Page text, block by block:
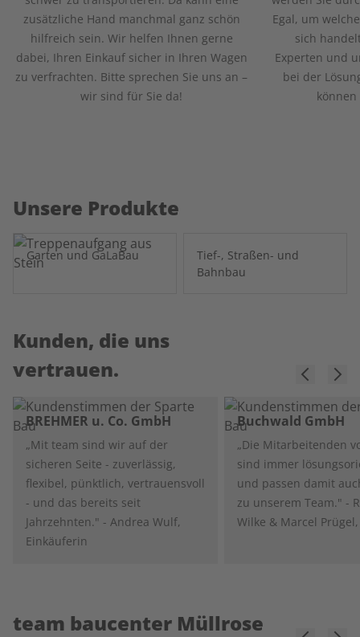
zusätzliche Hand manchmal ganz schön
hilfreich sein. Wir helfen Ihnen gerne
dabei, Ihren Einkauf sicher in Ihren Wagen
zu verfrachten. Bitte sprechen Sie uns an –
wir sind für Sie da!
Egal, um
sich
Experten und
bei der
können
Unsere Produkte
Garten und GaLaBau
Tief-, Straßen- und
Bahnbau
Kunden, die uns
vertrauen.
BREHMER u. Co. GmbH
„Mit team sind wir auf der
sicheren Seite - zuverlässig,
flexibel, pünktlich, vertrauensvoll
- und das bereits seit
Jahrzehnten." - Andrea Wulf,
Einkäuferin
Buchwald GmbH
„Die Mitarbeitenden
sind immer
und passen damit
zu unserem Team." -
Wilke & Marcel
team baucenter Müllrose